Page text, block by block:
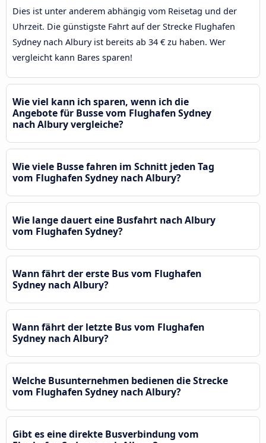
Dies ist unter anderem abhängig vom Reisetag und der
Uhrzeit. Die günstigste Fahrt auf der Strecke Flughafen
Sydney nach Albury ist bereits ab 34 € zu haben. Wer
vergleicht kann Bares sparen!
Wie viel kann ich sparen, wenn ich die
Angebote für Busse vom Flughafen Sydney
nach Albury vergleiche?
Wie viele Busse fahren im Schnitt jeden Tag
vom Flughafen Sydney nach Albury?
Wie lange dauert eine Busfahrt nach Albury
vom Flughafen Sydney?
Wann fährt der erste Bus vom Flughafen
Sydney nach Albury?
Wann fährt der letzte Bus vom Flughafen
Sydney nach Albury?
Welche Busunternehmen bedienen die Strecke
vom Flughafen Sydney nach Albury?
Gibt es eine direkte Busverbindung vom